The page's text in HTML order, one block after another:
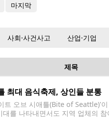
마지막
사회·사건사고 산업·기업
제목
최대 음식축제, 상인들 분통
트 오브 시애틀(Bite of Seattle)'
를 나타내면서도 지역 업체의